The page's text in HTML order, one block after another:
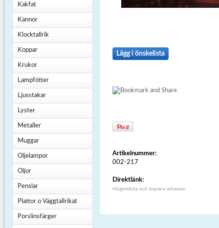
Kakfat
Kannor
Klocktallrik
Koppar
Krukor
Lampfötter
Ljusstakar
Lyster
Metaller
Muggar
Oljelampor
Oljor
Penslar
Plattor o Väggtallrikat
Porslinsfärger
Lägg i önskelista
Artikelnummer:
002-217
Direktlänk:
Högerklicka och kopiera adressen